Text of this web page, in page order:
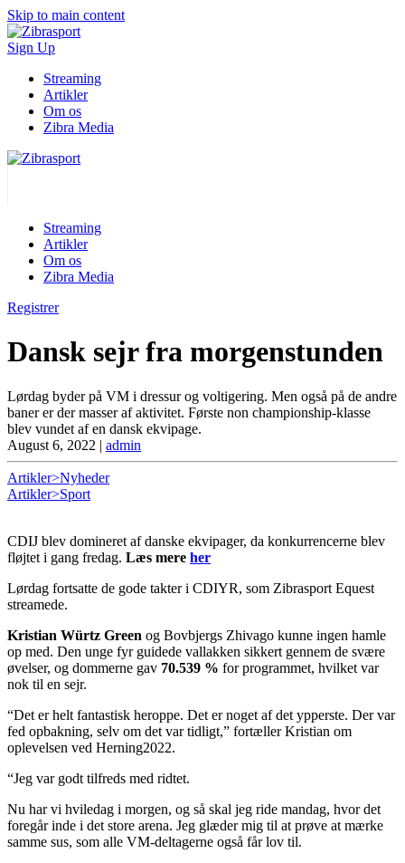
Skip to main content
Sign Up
Streaming
Artikler
Om os
Zibra Media
Streaming
Artikler
Om os
Zibra Media
Registrer
Dansk sejr fra morgenstunden
Lørdag byder på VM i dressur og voltigering. Men også på de andre
baner er der masser af aktivitet. Første non championship-klasse
blev vundet af en dansk ekvipage.
August 6, 2022 | admin
Artikler>Nyheder
Artikler>Sport
CDIJ blev domineret af danske ekvipager, da konkurrencerne blev
fløjtet i gang fredag. Læs mere her
Lørdag fortsatte de gode takter i CDIYR, som Zibrasport Equest
streamede.
Kristian Würtz Green og Bovbjergs Zhivago kunne ingen hamle
op med. Den unge fyr guidede vallakken sikkert gennem de svære
øvelser, og dommerne gav 70.539 % for programmet, hvilket var
nok til en sejr.
“Det er helt fantastisk heroppe. Det er noget af det ypperste. Der var
fed opbakning, selv om det var tidligt,” fortæller Kristian om
oplevelsen ved Herning2022.
“Jeg var godt tilfreds med ridtet.
Nu har vi hviledag i morgen, og så skal jeg ride mandag, hvor det
foregår inde i det store arena. Jeg glæder mig til at prøve at mærke
samme sus, som alle VM-deltagerne også får lov til.